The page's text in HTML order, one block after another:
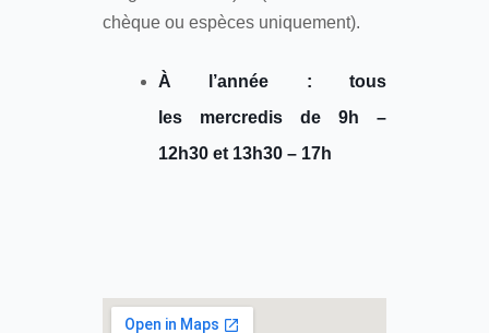
chèque ou espèces uniquement).
À l’année : tous
les mercredis de 9h –
12h30 et 13h30 – 17h